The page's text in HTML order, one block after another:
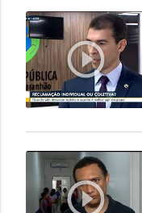
play_circle_outline
play_circle_outline